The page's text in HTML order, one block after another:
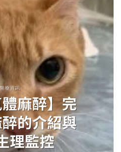
醫療資訊
麻醉】完
的介紹與
理監控